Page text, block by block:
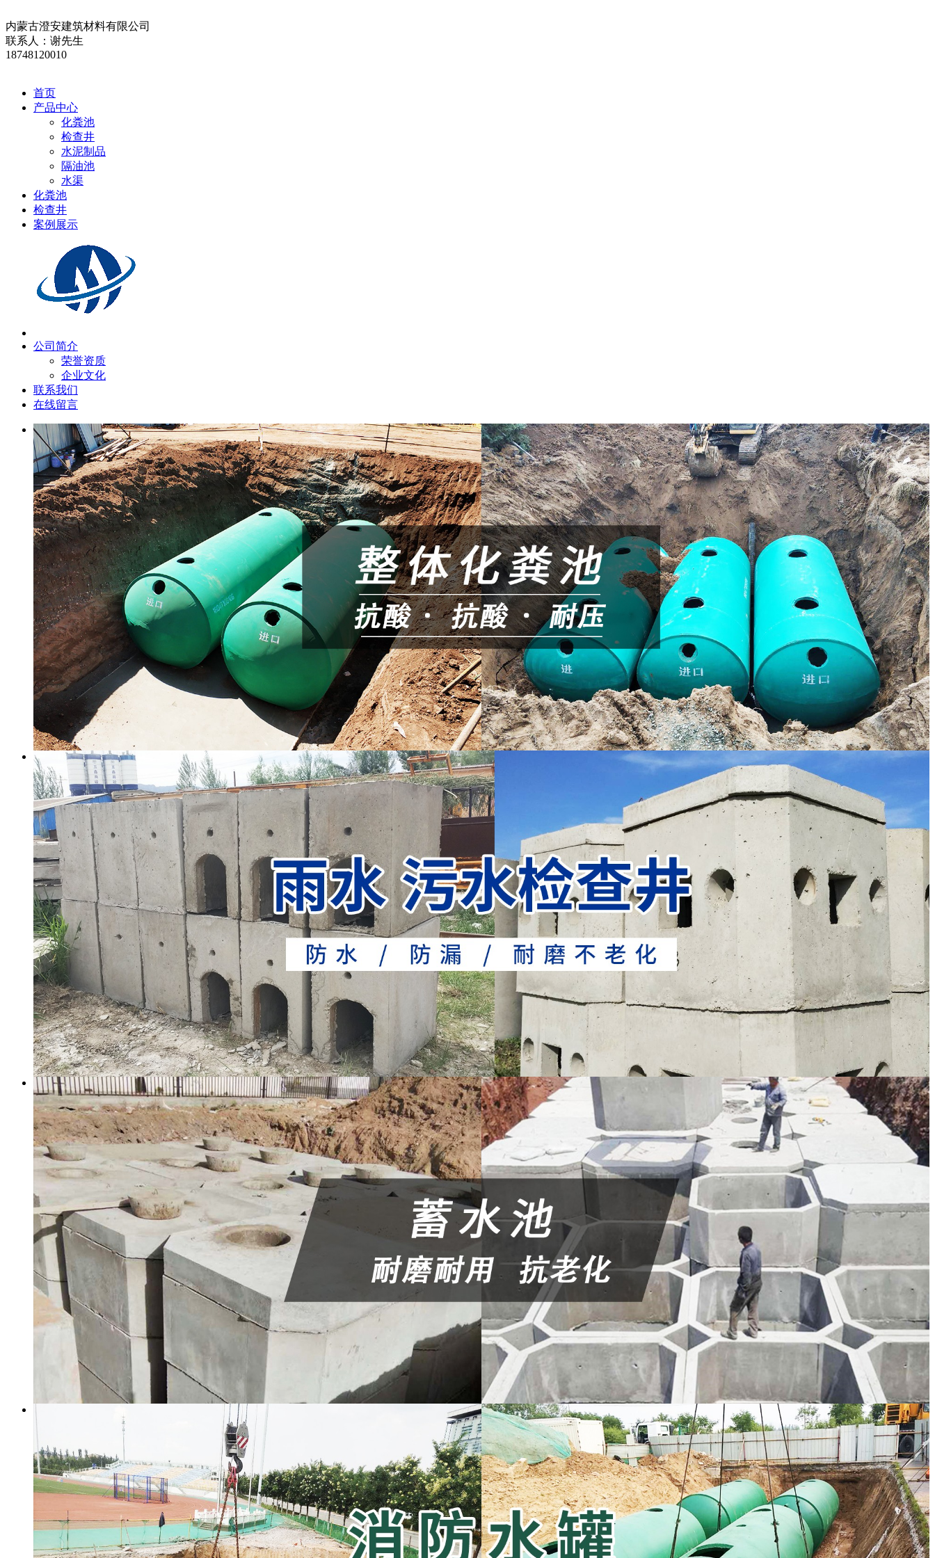
内蒙古澄安建筑材料有限公司
联系人：谢先生
18748120010
首页
产品中心
化粪池
检查井
水泥制品
隔油池
水渠
化粪池
检查井
案例展示
公司简介
荣誉资质
企业文化
联系我们
在线留言